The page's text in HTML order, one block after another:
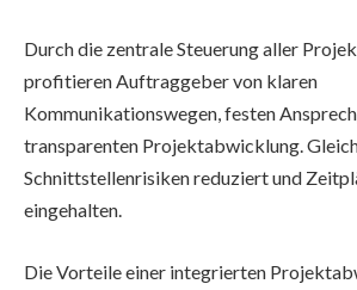
Durch die zentrale Steuerung aller
profitieren Auftraggeber von klaren
Kommunikationswegen, festen
transparenten Projektabwicklung.
Schnittstellenrisiken reduziert und
eingehalten.
Die Vorteile einer integrierten